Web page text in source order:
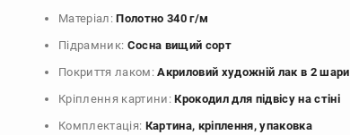
Матеріал:Полотно 340 г/м
Підрамник: Сосна вищий сорт
Покриття лаком:Акриловий художній лак в 2 шари
Кріплення картини:Крокодил для підвісу на стіні
Комплектація: Картина, кріплення, упаковка